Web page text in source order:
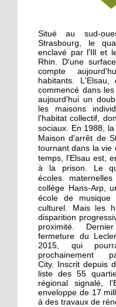
A l'Elsau, une
haute en
18 septembre
A Emmaüs
Verte, le tri
pour les
18 septembre
La recherche
autour d'un
17 septembre
Notre
Journées du
à l'Elsau et la
Verte
16 septembre
Un camping
bon
Situé au sud-
Strasbourg, le
enclavé par l'Ill et
Rhin. D'une
compte
habitants. L'Elsau,
commencé dans
aujourd'hui un
les maisons
l'habitat collectif,
sociaux. En 1988,
Maison d'arrêt de
tournant dans la vie
temps, l'Elsau est,
à la prison.
Le
écoles
collège Hans-Arp,
école de
culturel. Mais les
disparition
proximité.
fermeture du
2015, qui
prochainement
City. Inscrit depuis
liste des 55
régional signalé,
enveloppe de 17
à des travaux de